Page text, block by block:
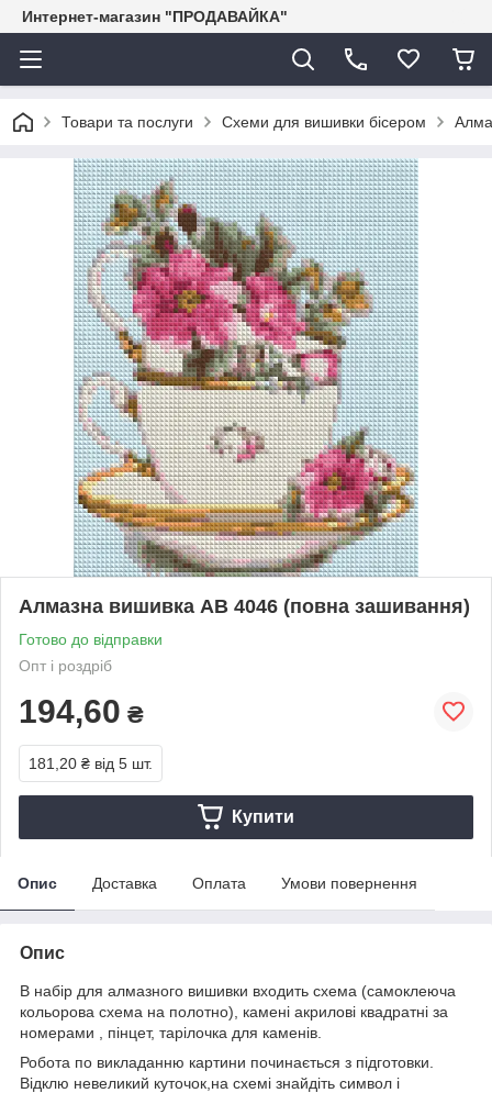
Интернет-магазин "ПРОДАВАЙКА"
Товари та послуги Схеми для вишивки бісером
Алмазна вишивка АВ 4046 (повна зашивання)
Готово до відправки
Опт і роздріб
194,60 ₴
181,20 ₴ від 5 шт.
Купити
Опис Доставка Оплата Умови повернення
Опис
В набір для алмазного вишивки входить схема (самоклеюча
кольорова схема на полотно), камені акрилові квадратні за
номерами , пінцет, тарілочка для каменів.
Робота по викладанню картини починається з підготовки.
Відклю невеликий куточок,на схемі знайдіть символ і